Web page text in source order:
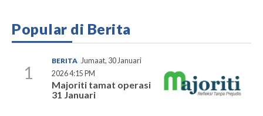
Popular di Berita
1
BERITA Jumaat, 30 Januari
2026 4:15 PM
Majoriti tamat operasi
31 Januari